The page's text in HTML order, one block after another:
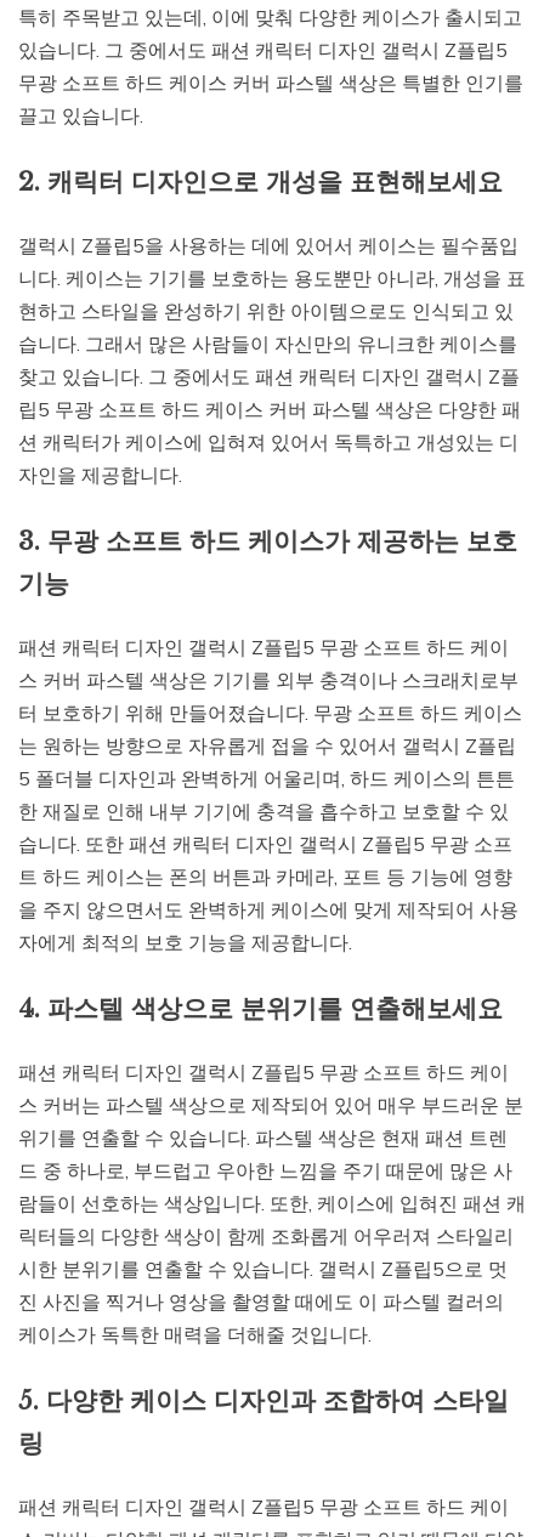
특히 주목받고 있는데, 이에 맞춰 다양한 케이스가 출시되고
있습니다. 그 중에서도 패션 캐릭터 디자인 갤럭시 Z플립5
무광 소프트 하드 케이스 커버 파스텔 색상은 특별한 인기를
끌고 있습니다.
2. 캐릭터 디자인으로 개성을 표현해보세요
갤럭시 Z플립5을 사용하는 데에 있어서 케이스는 필수품입
니다. 케이스는 기기를 보호하는 용도뿐만 아니라, 개성을 표
현하고 스타일을 완성하기 위한 아이템으로도 인식되고 있
습니다. 그래서 많은 사람들이 자신만의 유니크한 케이스를
찾고 있습니다. 그 중에서도 패션 캐릭터 디자인 갤럭시 Z플
립5 무광 소프트 하드 케이스 커버 파스텔 색상은 다양한 패
션 캐릭터가 케이스에 입혀져 있어서 독특하고 개성있는 디
자인을 제공합니다.
3. 무광 소프트 하드 케이스가 제공하는 보호
기능
패션 캐릭터 디자인 갤럭시 Z플립5 무광 소프트 하드 케이
스 커버 파스텔 색상은 기기를 외부 충격이나 스크래치로부
터 보호하기 위해 만들어졌습니다. 무광 소프트 하드 케이스
는 원하는 방향으로 자유롭게 접을 수 있어서 갤럭시 Z플립
5 폴더블 디자인과 완벽하게 어울리며, 하드 케이스의 튼튼
한 재질로 인해 내부 기기에 충격을 흡수하고 보호할 수 있
습니다. 또한 패션 캐릭터 디자인 갤럭시 Z플립5 무광 소프
트 하드 케이스는 폰의 버튼과 카메라, 포트 등 기능에 영향
을 주지 않으면서도 완벽하게 케이스에 맞게 제작되어 사용
자에게 최적의 보호 기능을 제공합니다.
4. 파스텔 색상으로 분위기를 연출해보세요
패션 캐릭터 디자인 갤럭시 Z플립5 무광 소프트 하드 케이
스 커버는 파스텔 색상으로 제작되어 있어 매우 부드러운 분
위기를 연출할 수 있습니다. 파스텔 색상은 현재 패션 트렌
드 중 하나로, 부드럽고 우아한 느낌을 주기 때문에 많은 사
람들이 선호하는 색상입니다. 또한, 케이스에 입혀진 패션 캐
릭터들의 다양한 색상이 함께 조화롭게 어우러져 스타일리
시한 분위기를 연출할 수 있습니다. 갤럭시 Z플립5으로 멋
진 사진을 찍거나 영상을 촬영할 때에도 이 파스텔 컬러의
케이스가 독특한 매력을 더해줄 것입니다.
5. 다양한 케이스 디자인과 조합하여 스타일
링
패션 캐릭터 디자인 갤럭시 Z플립5 무광 소프트 하드 케이